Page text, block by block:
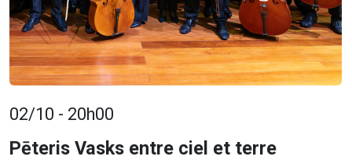
02/10 - 20h00
Pēteris Vasks entre ciel et terre